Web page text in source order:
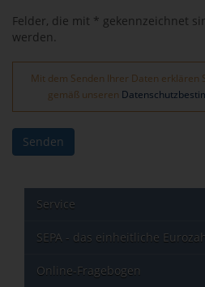
Felder, die mit * gekennzeichnet
werden.
Mit dem Senden Ihrer Daten erklären
gemäß unseren
Senden
Service
SEPA - das einheitliche
Online-Fragebogen